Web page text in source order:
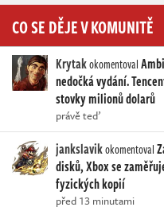
CO SE DĚJE V KOMUNITĚ
Krytakokomentoval
nedočká vydání.
stovky milionů dolarů
právě teď
jankslavikokomentoval
disků, Xbox se
fyzických kopií
před 13 minutami